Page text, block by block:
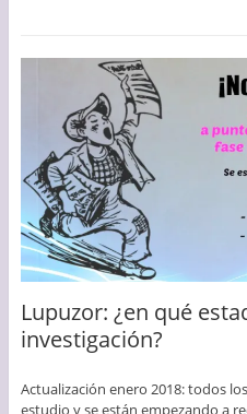
Lupuzor: ¿en qué
investigación?
Actualización enero 2018: todos
estudio y se están empezando a